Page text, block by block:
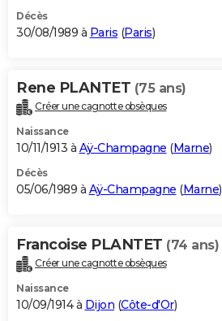
Décès
30/08/1989 à Paris (Paris)
Rene PLANTET (75 ans)
Créer une cagnotte obsèques
Naissance
10/11/1913 à Aÿ-Champagne (Marne)
Décès
05/06/1989 à Aÿ-Champagne (Marne)
Francoise PLANTET (74 ans)
Créer une cagnotte obsèques
Naissance
10/09/1914 à Dijon (Côte-d'Or)